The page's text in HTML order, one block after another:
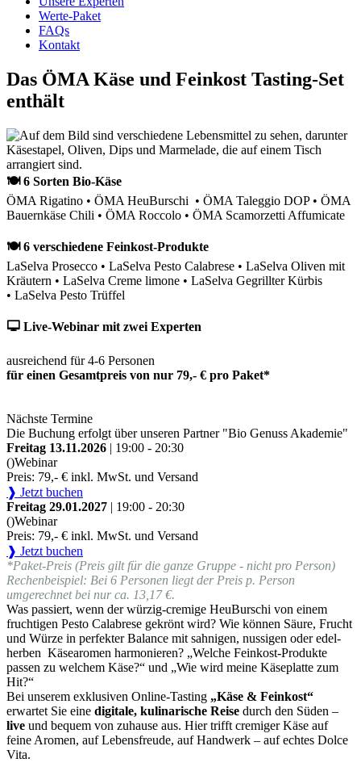
Werte-Paket
FAQs
Kontakt
Das ÖMA Käse und Feinkost Tasting-Set
enthält
🍽 6 Sorten Bio-Käse
ÖMA Rigatino • ÖMA HeuBurschi • ÖMA Taleggio DOP • ÖMA
Bauernkäse Chili • ÖMA Roccolo • ÖMA Scamorzetti Affumicate
🍽 6 verschiedene Feinkost-Produkte
LaSelva Prosecco • LaSelva Pesto Calabrese • LaSelva Oliven mit
Kräutern • LaSelva Creme limone • LaSelva Gegrillter Kürbis
• LaSelva Pesto Trüffel
🖵 Live-Webinar mit zwei Experten
ausreichend für 4-6 Personen
für einen Gesamtpreis von nur 79,- € pro Paket*
Nächste Termine
Die Buchung erfolgt über unseren Partner "Bio Genuss Akademie"
Freitag 13.11.2026 | 19:00 - 20:30
()Webinar
Preis: 79,- € inkl. MwSt. und Versand
❱ Jetzt buchen
Freitag 29.01.2027 | 19:00 - 20:30
()Webinar
Preis: 79,- € inkl. MwSt. und Versand
❱ Jetzt buchen
*Paket-Preis (Preis gilt für die ganze Gruppe - nicht pro Person)
Rechenbeispiel: Bei 6 Personen liegt der Preis p. Person
umgerechnet bei nur ca. 13,17 €.
Was passiert, wenn der würzig-cremige HeuBurschi von einem
fruchtigen Pesto Calabrese gekrönt wird? Wie können Säure, Frucht
und Würze in perfekter Balance mit sahnigen, nussigen oder edel-
herben Käsearomen harmonieren? „Welche Feinkost-Produkte
passen zu welchem Käse?“ und „Wie wird meine Käseplatte zum
Hit?“
Bei unserem exklusiven Online-Tasting „Käse & Feinkost“
erwartet Sie eine digitale, kulinarische Reise durch den Süden –
live und bequem von zuhause aus. Hier trifft cremiger Käse auf
feine Aromen, auf Lebensfreude, auf Handwerk – auf echtes Dolce
Vita.